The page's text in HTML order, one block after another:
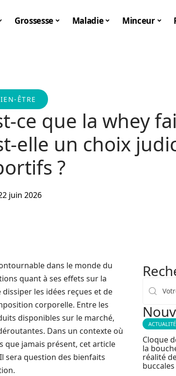
Grossesse Maladie Minceur
ÊTRE
ce que la whey
elle un choix
?
juin 2026
dans le monde du
quant à ses effets sur la
les idées reçues et de
corporelle. Entre les
disponibles sur le marché,
Dans un contexte où
que jamais présent, cet article
sera question des bienfaits
ACTUALITÉ
Cloque
la
réalité
buccales